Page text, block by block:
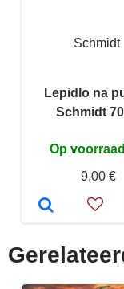
Schmidt
Lepidlo na
Schmidt
Op
9,00 €